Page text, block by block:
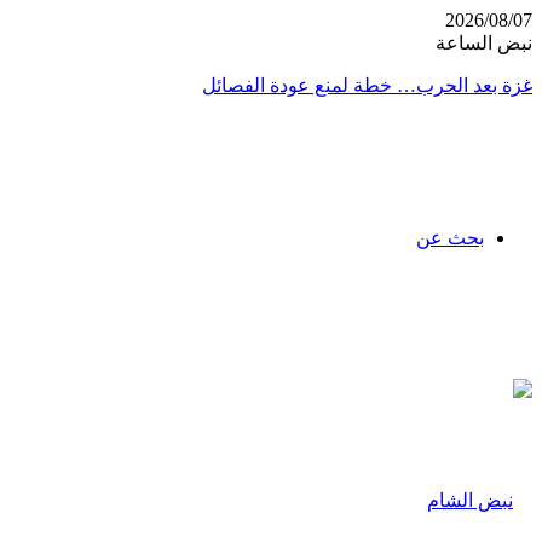
2026/08/07
نبض الساعة
غزة بعد الحرب… خطة لمنع عودة الفصائل
بحث عن